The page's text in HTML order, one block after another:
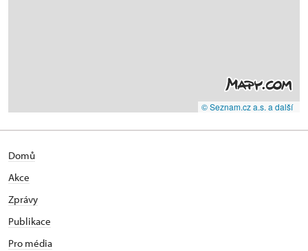
© Seznam.cz a.s. a další
Domů
Akce
Zprávy
Publikace
Pro média